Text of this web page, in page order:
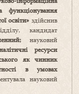
функціонування
освіти» здійснив
кандидат
науковий
ресурси
як чинник
в умовах
науковий